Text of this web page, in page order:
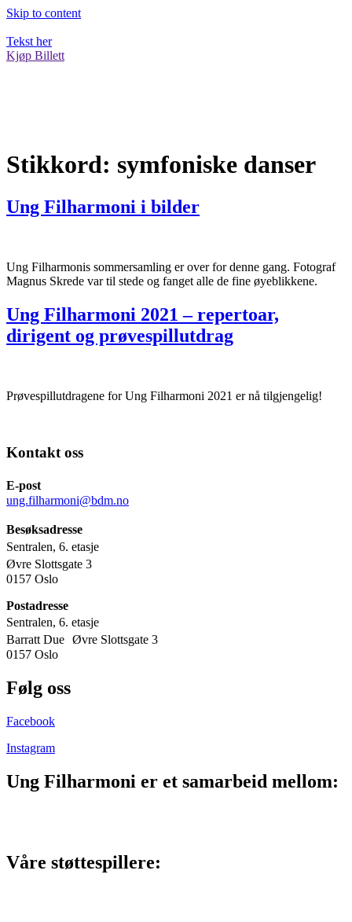
Skip to content
Tekst her
Kjøp Billett
Stikkord: symfoniske danser
Ung Filharmoni i bilder
Ung Filharmonis sommersamling er over for denne gang. Fotograf
Magnus Skrede var til stede og fanget alle de fine øyeblikkene.
Ung Filharmoni 2021 – repertoar,
dirigent og prøvespillutdrag
Prøvespillutdragene for Ung Filharmoni 2021 er nå tilgjengelig!
Kontakt oss
E-post
ung.filharmoni@bdm.no
Besøksadresse
Sentralen, 6. etasje
Øvre Slottsgate 3
0157 Oslo
Postadresse
Sentralen, 6. etasje
Barratt Due Øvre Slottsgate 3
0157 Oslo
Følg oss
Facebook
Instagram
Ung Filharmoni er et samarbeid mellom:
Våre støttespillere: